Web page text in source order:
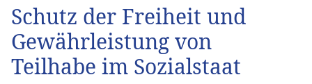
Schutz der Freiheit und
Gewährleistung von
Teilhabe im Sozialstaat